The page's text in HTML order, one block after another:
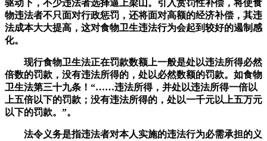
驱动下，不少违法者选择逼上梁山。引入赏罚性补偿，将使食
物违法者不只面对行政惩罚，还将面对高额的经济补偿，其违
法成本大大提高，这对食物卫生违法行为会起到较好的遏制感
化。
现行食物卫生法正在罚款数额上一般是处以违法所得必然
倍数的罚款，没有违法所得的，处以必然数额的罚款。如食物
卫生法第三十九条！“……违法所得，并处以违法所得一倍以
上五倍以下的罚款；没有违法所得的，处以一千元以上五万元
以下的罚款。”。
法令义务是指违法者对本人实施的违法行为必需承担的义